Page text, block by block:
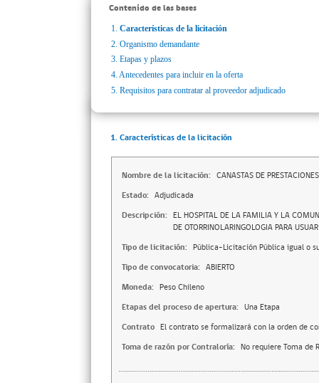
Contenido de las bases
1. Características de la licitación
2. Organismo demandante
3. Etapas y plazos
4. Antecedentes para incluir en la oferta
5. Requisitos para contratar al proveedor adjudicado
1. Características de la licitación
Nombre de la licitación: CANASTAS DE
Estado: Adjudicada
Descripción: EL HOSPITAL DE LA FAMILIA Y LA
DE OTORRINOLARINGOLOGIA PARA
Tipo de licitación: Pública-Licitación Pública igual o
Tipo de convocatoria: ABIERTO
Moneda: Peso Chileno
Etapas del proceso de apertura: Una Etapa
Contrato El contrato se formalizará con la orden de
Toma de razón por Contraloría: No requiere Toma de